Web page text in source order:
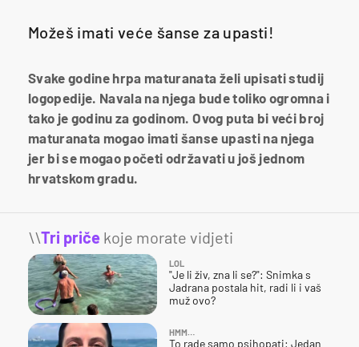
Možeš imati veće šanse za upasti!
Svake godine hrpa maturanata želi upisati studij
logopedije. Navala na njega bude toliko ogromna i
tako je godinu za godinom. Ovog puta bi veći broj
maturanata mogao imati šanse upasti na njega
jer bi se mogao početi održavati u još jednom
hrvatskom gradu.
\\Tri priče koje morate vidjeti
LOL
"Je li živ, zna li se?": Snimka s
Jadrana postala hit, radi li i vaš
muž ovo?
HMM…
To rade samo psihopati: Jedan